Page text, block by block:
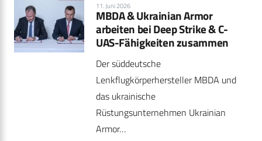
11. Juni 2026
MBDA & Ukrainian Armor
arbeiten bei Deep Strike & C-
UAS-Fähigkeiten zusammen
Der süddeutsche
Lenkflugkörperhersteller MBDA und
das ukrainische
Rüstungsunternehmen Ukrainian
Armor…